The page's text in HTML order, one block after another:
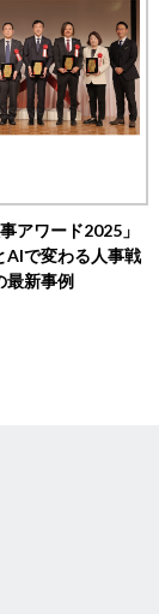
アワード2025」
で変わる人事戦
新事例